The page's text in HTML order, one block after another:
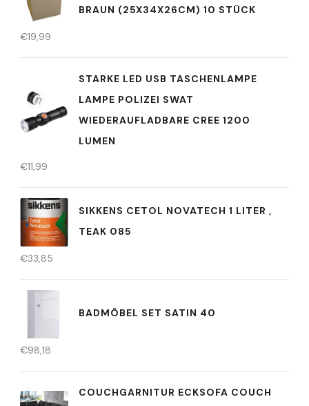
BRAUN (25X34X26CM) 10 STÜCK
€19,99
STARKE LED USB TASCHENLAMPE
LAMPE POLIZEI SWAT
WIEDERAUFLADBARE CREE 1200
LUMEN
€11,99
SIKKENS CETOL NOVATECH 1 LITER ,
TEAK 085
€33,85
BADMÖBEL SET SATIN 40
€98,18
COUCHGARNITUR ECKSOFA COUCH